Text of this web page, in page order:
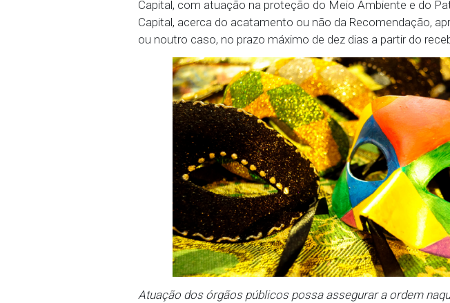
A recomendação à Vigilância Sanitária
sobre a eliminação, diminuição e prevenção
estabelecimentos e, mais especificamente, as
alimentícios nos eventos carnavalescos,
funcionamento irregular.
Recomenda à Autarquia de Manutenção e
coleta e remoção diária dos resíduos sólidos,
festejos pré-carnavalescos da ZEPH-05 bem
necessárias à preservação de logradouros, a
a poda de árvores para evitar acidentes,
foliões.
Todos os órgãos deverão dar ciência à 13ª
Capital, com atuação na proteção do Meio
Capital, acerca do acatamento ou não da